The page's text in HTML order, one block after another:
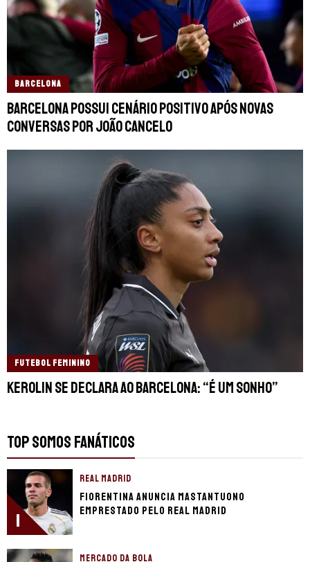
BARCELONA
Barcelona possui cenário positivo após novas
conversas por João Cancelo
FUTEBOL FEMININO
Kerolin se declara ao Barcelona: “É um sonho”
TOP SOMOS FANÁTICOS
1
REAL MADRID
Fiorentina anuncia Mastantuono
emprestado pelo Real Madrid
MERCADO DA BOLA